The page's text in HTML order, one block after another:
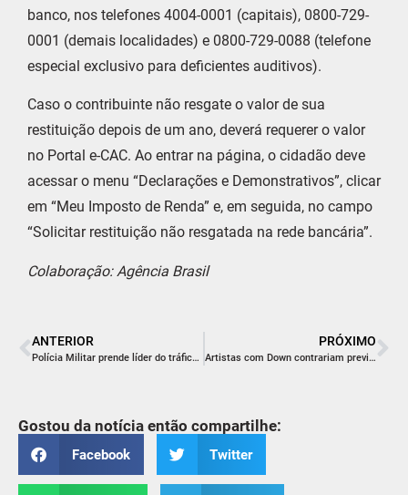
banco, nos telefones 4004-0001 (capitais), 0800-729-
0001 (demais localidades) e 0800-729-0088 (telefone
especial exclusivo para deficientes auditivos).
Caso o contribuinte não resgate o valor de sua
restituição depois de um ano, deverá requerer o valor
no Portal e-CAC. Ao entrar na página, o cidadão deve
acessar o menu “Declarações e Demonstrativos”, clicar
em “Meu Imposto de Renda” e, em seguida, no campo
“Solicitar restituição não resgatada na rede bancária”.
Colaboração: Agência Brasil
ANTERIOR
Polícia Militar prende líder do tráfico de um condomínio popular em Içara
PRÓXIMO
Artistas com Down contrariam previsões e viram inspirações
Gostou da notícia então compartilhe:
Facebook Twitter